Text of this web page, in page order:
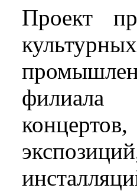
Проект
филиала